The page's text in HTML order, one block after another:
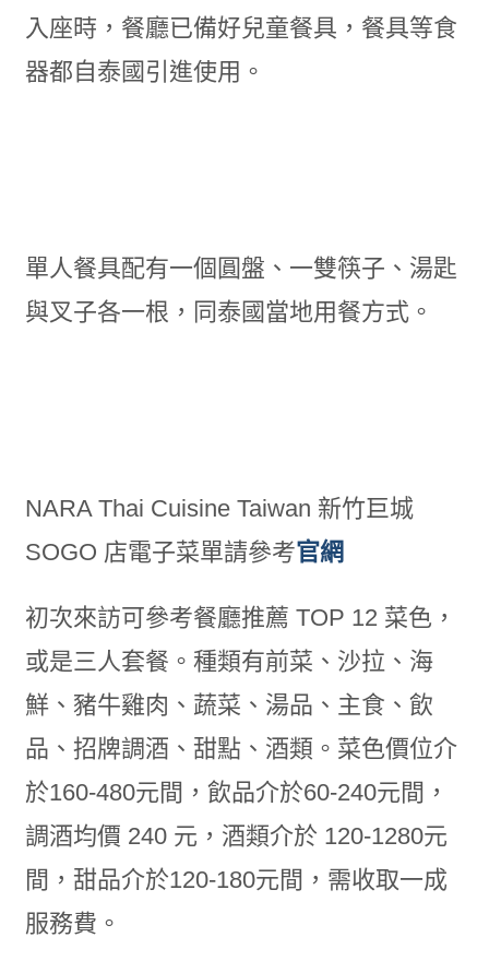
入座時，餐廳已備好兒童餐具，餐具等食
器都自泰國引進使用。
單人餐具配有一個圓盤、一雙筷子、湯匙
與叉子各一根，同泰國當地用餐方式。
NARA Thai Cuisine Taiwan 新竹巨城
SOGO 店電子菜單請參考官網
初次來訪可參考餐廳推薦 TOP 12 菜色，
或是三人套餐。種類有前菜、沙拉、海
鮮、豬牛雞肉、蔬菜、湯品、主食、飲
品、招牌調酒、甜點、酒類。菜色價位介
於160-480元間，飲品介於60-240元間，
調酒均價 240 元，酒類介於 120-1280元
間，甜品介於120-180元間，需收取一成
服務費。